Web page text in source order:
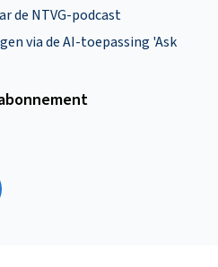
de NTVG-podcast
via de AI-toepassing 'Ask